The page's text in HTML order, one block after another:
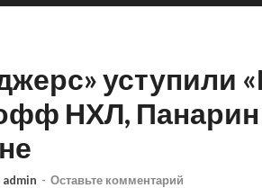
уступили
НХЛ, Панарин
admin - Оставьте комментарий